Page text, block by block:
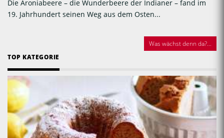
Die Aroniabeere – die Wunderbeere der Indianer – fand im
19. Jahrhundert seinen Weg aus dem Osten...
Was wächst denn da?...
TOP KATEGORIE